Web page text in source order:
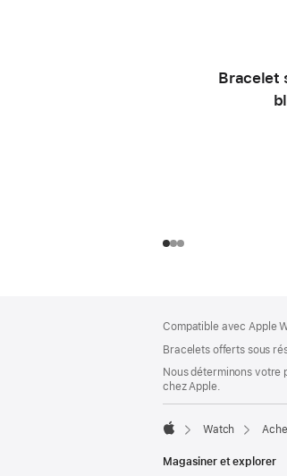
Bracelet
de
page
de
bas
de
page
Compatible avec Apple
Bracelets offerts sous
Nous déterminons votre
chez Apple.
Watch
Magasiner et explorer